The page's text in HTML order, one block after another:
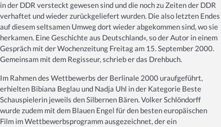
in der DDR versteckt gewesen sind und die noch zu Zeiten der DDR
verhaftet und wieder zurückgeliefert wurden. Die also letzten Endes
auf diesem seltsamen Umweg dort wieder abgekommen sind, wo sie
herkamen. Eine Geschichte aus Deutschland«, so der Autor in einem
Gespräch mit der Wochenzeitung Freitag am 15. September 2000.
Gemeinsam mit dem Regisseur, schrieb er das Drehbuch.
Im Rahmen des Wettbewerbs der Berlinale 2000 uraufgeführt,
erhielten Bibiana Beglau und Nadja Uhl in der Kategorie Beste
Schauspielerin jeweils den Silbernen Bären. Volker Schlöndorff
wurde zudem mit dem Blauen Engel für den besten europäischen
Film im Wettbewerbsprogramm ausgezeichnet, der ein